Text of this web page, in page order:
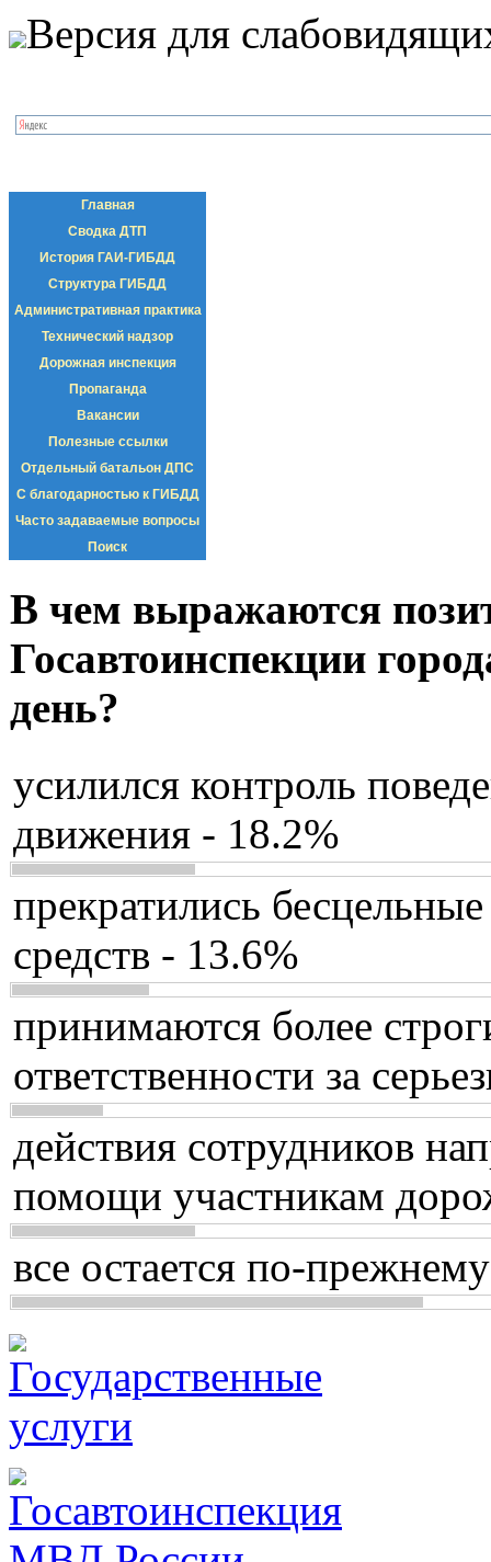
Версия для
Главная
Сводка ДТП
История ГАИ-ГИБДД
Структура ГИБДД
Административная практика
Технический надзор
Дорожная инспекция
Пропаганда
Вакансии
Полезные ссылки
Отдельный батальон ДПС
С благодарностью к ГИБДД
Часто задаваемые вопросы
Поиск
В чем выражаются
Госавтоинспекции
день?
усилился контроль
движения - 18.2%
прекратились
средств - 13.6%
принимаются более
ответственности за
действия сотрудников
помощи участникам
все остается по-